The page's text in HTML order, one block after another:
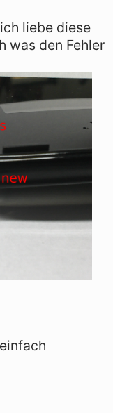
liebe diese
was den Fehler